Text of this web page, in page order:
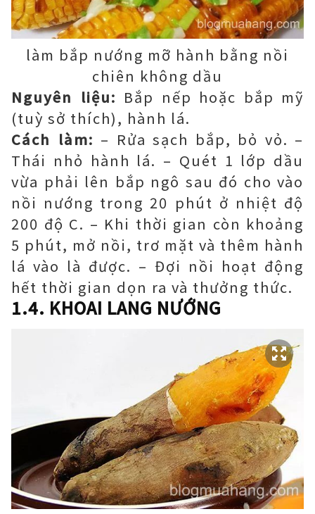
làm bắp nướng mỡ hành bằng nồi
chiên không dầu
Nguyên liệu: Bắp nếp hoặc bắp mỹ
(tuỳ sở thích), hành lá.
Cách làm: – Rửa sạch bắp, bỏ vỏ. –
Thái nhỏ hành lá. – Quét 1 lớp dầu
vừa phải lên bắp ngô sau đó cho vào
nồi nướng trong 20 phút ở nhiệt độ
200 độ C. – Khi thời gian còn khoảng
5 phút, mở nồi, trơ mặt và thêm hành
lá vào là được. – Đợi nồi hoạt động
hết thời gian dọn ra và thưởng thức.
1.4. KHOAI LANG NƯỚNG